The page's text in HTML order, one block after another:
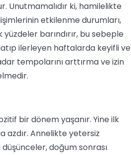
Unutmamalıdır ki, hamilelikte
etkilenme durumları,
barındırır, bu sebeple
ilerleyen haftalarda keyifli ve
tempolarını arttırma ve izin
bir dönem yaşanır. Yine ilk
azdır. Annelikte yetersiz
doğum sonrası